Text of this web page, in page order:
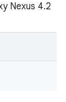
Nexus 4.2